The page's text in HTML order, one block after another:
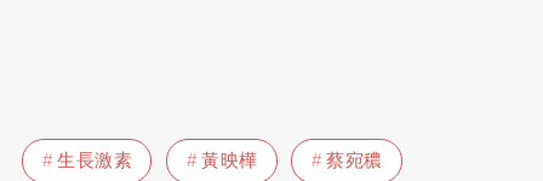
生長激素 黃映樺
蔡宛穠